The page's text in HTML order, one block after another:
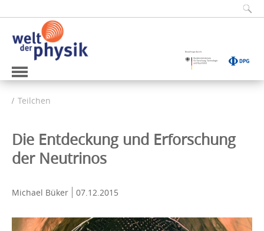
Teilchen
Die Entdeckung und Erforschung
der Neutrinos
Michael Büker 07.12.2015